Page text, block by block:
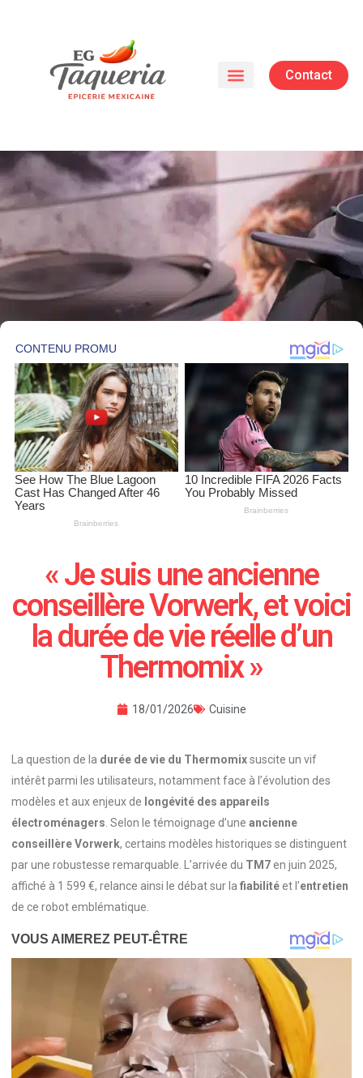
Contact
« Je suis une ancienne
conseillère Vorwerk, et voici
la durée de vie réelle d’un
Thermomix »
18/01/2026 Cuisine
La question de la durée de vie du Thermomixsuscite un vif
intérêt parmi les utilisateurs, notamment face à l’évolution des
modèles et aux enjeux de longévité des appareils
électroménagers . Selon le témoignage d’une ancienne
conseillère Vorwerk, certains modèles historiques se distinguent
par une robustesse remarquable. L’arrivée du TM7en juin 2025,
affiché à 1 599 €, relance ainsi le débat sur la fiabilitéet l’entretien
de ce robot emblématique.